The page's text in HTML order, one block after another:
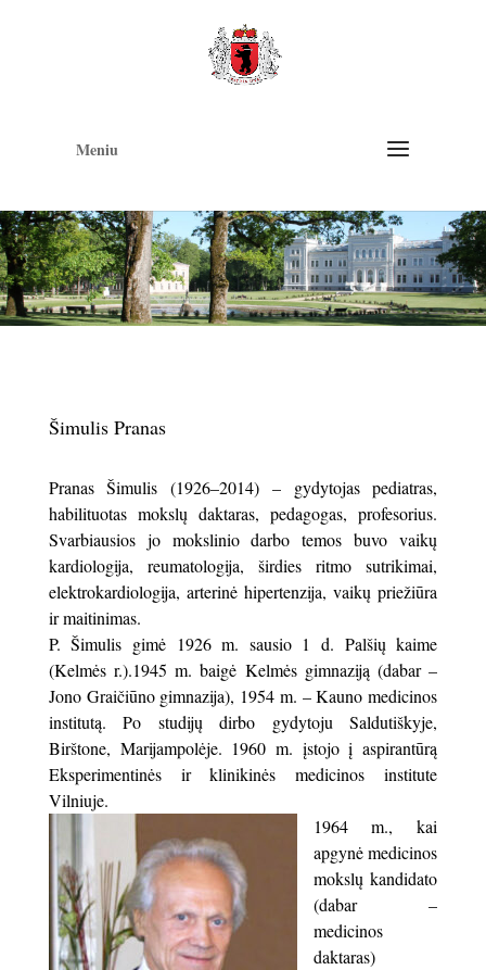
Meniu
Šimulis Pranas
Pranas Šimulis (1926–2014) – gydytojas pediatras,
habilituotas mokslų daktaras, pedagogas, profesorius.
Svarbiausios jo mokslinio darbo temos buvo vaikų
kardiologija, reumatologija, širdies ritmo sutrikimai,
elektrokardiologija, arterinė hipertenzija, vaikų priežiūra
ir maitinimas.
P. Šimulis gimė 1926 m. sausio 1 d. Palšių kaime
(Kelmės r.).1945 m. baigė Kelmės gimnaziją (dabar –
Jono Graičiūno gimnazija), 1954 m. – Kauno medicinos
institutą. Po studijų dirbo gydytoju Saldutiškyje,
Birštone, Marijampolėje. 1960 m. įstojo į aspirantūrą
Eksperimentinės ir klinikinės medicinos institute
Vilniuje.
1964 m., kai
apgynė medicinos
mokslų kandidato
(dabar –
medicinos
daktaras)